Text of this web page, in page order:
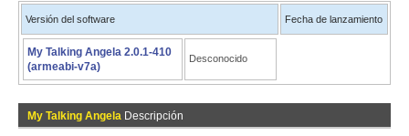
Versión del software Fecha de lanzamiento
My Talking Angela 2.0.1-410
(armeabi-v7a)
Desconocido
My Talking Angela Descripción